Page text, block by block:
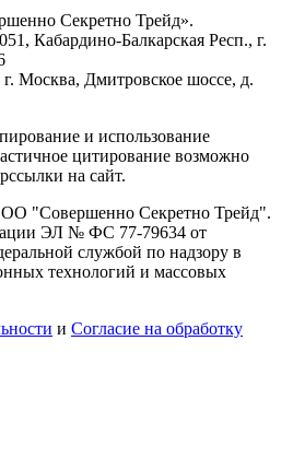
Секретно Трейд».
Кабардино-Балкарская Респ., г.
Москва, Дмитровское шоссе, д.
и использование
цитирование возможно
на сайт.
"Совершенно Секретно Трейд".
ЭЛ № ФС 77-79634 от
службой по надзору в
технологий и массовых
и Согласие на обработку